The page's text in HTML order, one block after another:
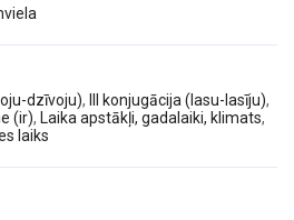
dzīvoju), III konjugācija (lasu-lasīju),
(ir), Laika apstākļi, gadalaiki, klimats,
laiks